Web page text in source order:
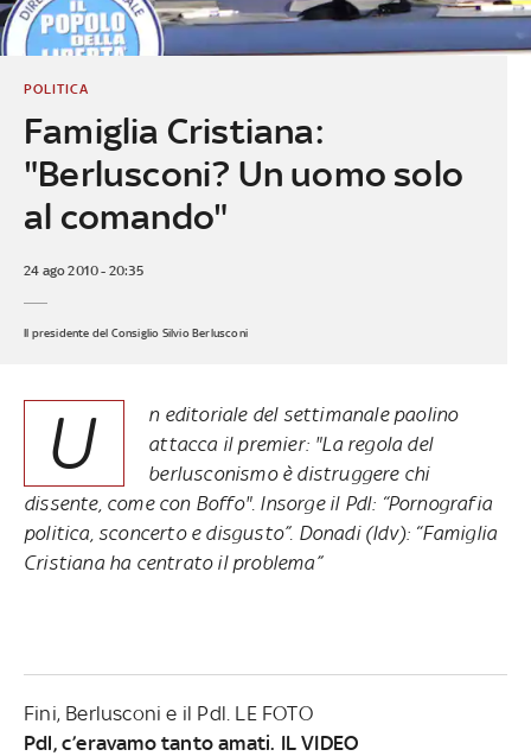
Famiglia Cristiana:
"Berlusconi? Un uomo solo
al comando"
POLITICA
24 ago 2010 - 20:35
Il presidente del Consiglio Silvio Berlusconi
U
n editoriale del settimanale paolino
attacca il premier: "La regola del
berlusconismo è distruggere chi
dissente, come con Boffo". Insorge il Pdl: “Pornografia
politica, sconcerto e disgusto”. Donadi (Idv): “Famiglia
Cristiana ha centrato il problema”
Fini, Berlusconi e il Pdl. LE FOTO
Pdl, c’eravamo tanto amati. IL VIDEO